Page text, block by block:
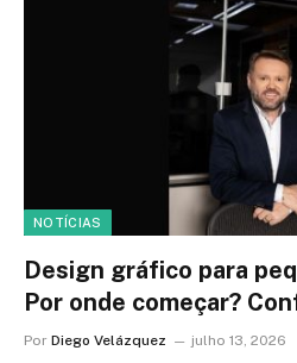
NOTÍCIAS
Design gráfico para
Por onde começar?
Por Diego Velázquez julho 13, 2026